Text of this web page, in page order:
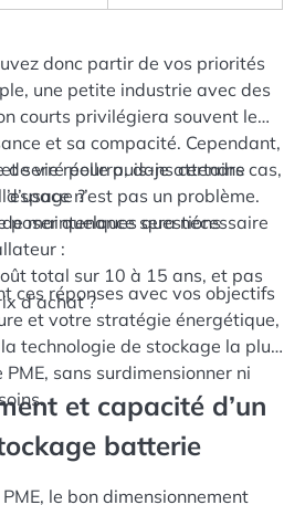
donc partir de vos priorités
une petite industrie avec des
courts privilégiera souvent le
et sa compacité. Cependant,
serré pourra, dans certains cas,
n’est pas un problème.
poser quelques questions
:
de vie réelle puis-je attendre
?
maintenance sera nécessaire
total sur 10 à 15 ans, et pas
d’achat ?
ces réponses avec vos objectifs
et votre stratégie énergétique,
technologie de stockage la plus
sans surdimensionner ni
et capacité d’un
batterie
le bon dimensionnement